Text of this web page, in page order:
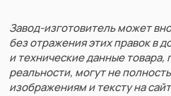
Завод-изготовитель может
без отражения этих правок в
и технические данные товара,
реальности, могут не
изображениям и тексту на